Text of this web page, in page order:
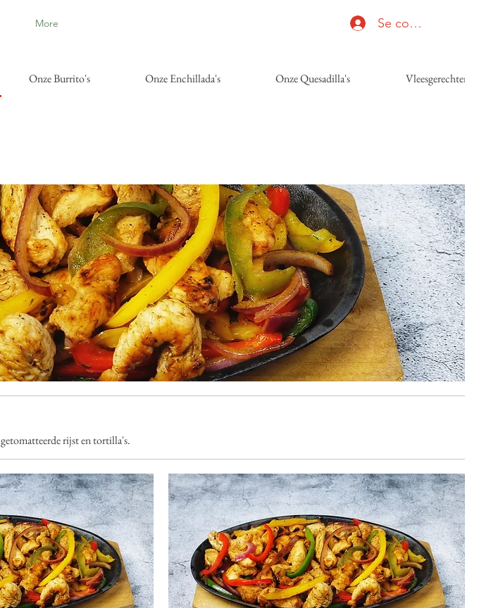
More Se connecter
Onze Burrito's Onze Enchillada's Onze Quesadilla's Vleesgerechten
rijst en tortilla's.